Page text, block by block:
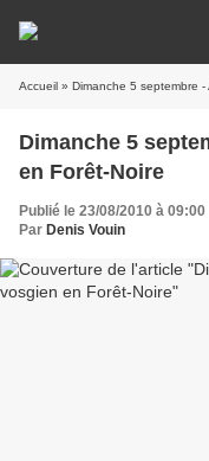
Accueil » Dimanche 5 septembre
Dimanche 5
en Forêt-Noire
Publié le 23/08/2010 à 09:00
Par Denis Vouin